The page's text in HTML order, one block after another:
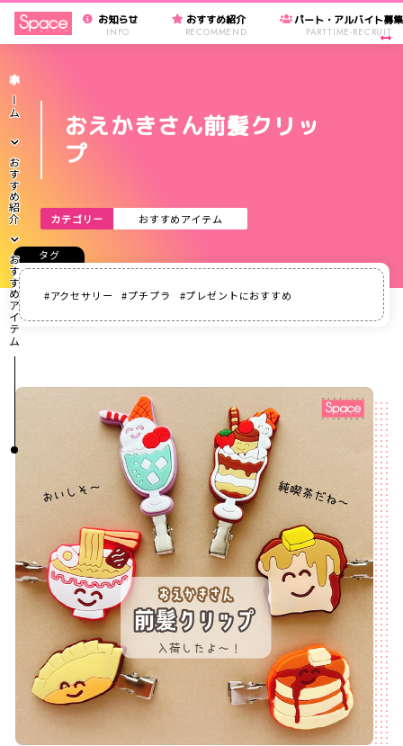
お知らせ
INFO
おすすめ紹介
RECOMMEND
パート・アルバイト募集
PARTTIME-RECRUIT
ホーム
おすすめ紹介
おすすめアイテム
おえかきさん前髪クリッ
プ
カテゴリー おすすめアイテム
アクセサリー プチプラ プレゼントにおすすめ